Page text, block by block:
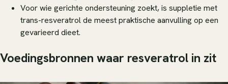
Voor wie gerichte ondersteuning zoekt, is suppletie met
trans-resveratrol de meest praktische aanvulling op een
gevarieerd dieet.
Voedingsbronnen waar resveratrol in zit